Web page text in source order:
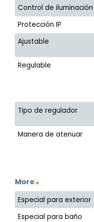
Control de iluminación
Protección IP
Ajustable
Regulable
Tipo de regulador
Manera de atenuar
More
Especial para exterior
Especial para baño